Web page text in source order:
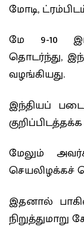
மோடி,
மே 9-10
தொடர்ந்து,
வழங்கியது.
இந்தியப்
மேலும்
செயலிழக்கச்
இதனால்